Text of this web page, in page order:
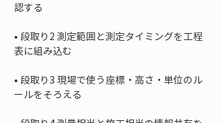
• 段取り2 測定範囲と測定タイミングを工程
• 段取り3 現場で使う座標・高さ・単位のル